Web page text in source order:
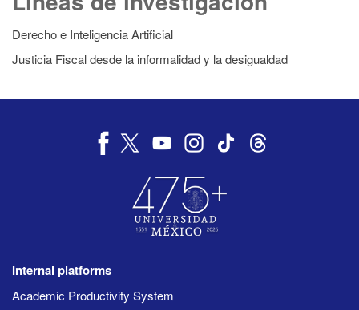
Derecho e Inteligencia Artificial
Justicia Fiscal desde la informalidad y la desigualdad
Internal platforms
Academic Productivity System